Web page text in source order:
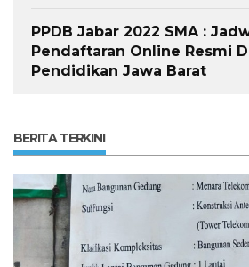
PPDB Jabar 2022 SMA :
Pendaftaran Online Resmi
Pendidikan Jawa Barat
BERITA TERKINI